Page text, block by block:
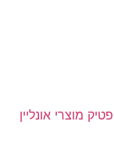
מוצרי אונליין